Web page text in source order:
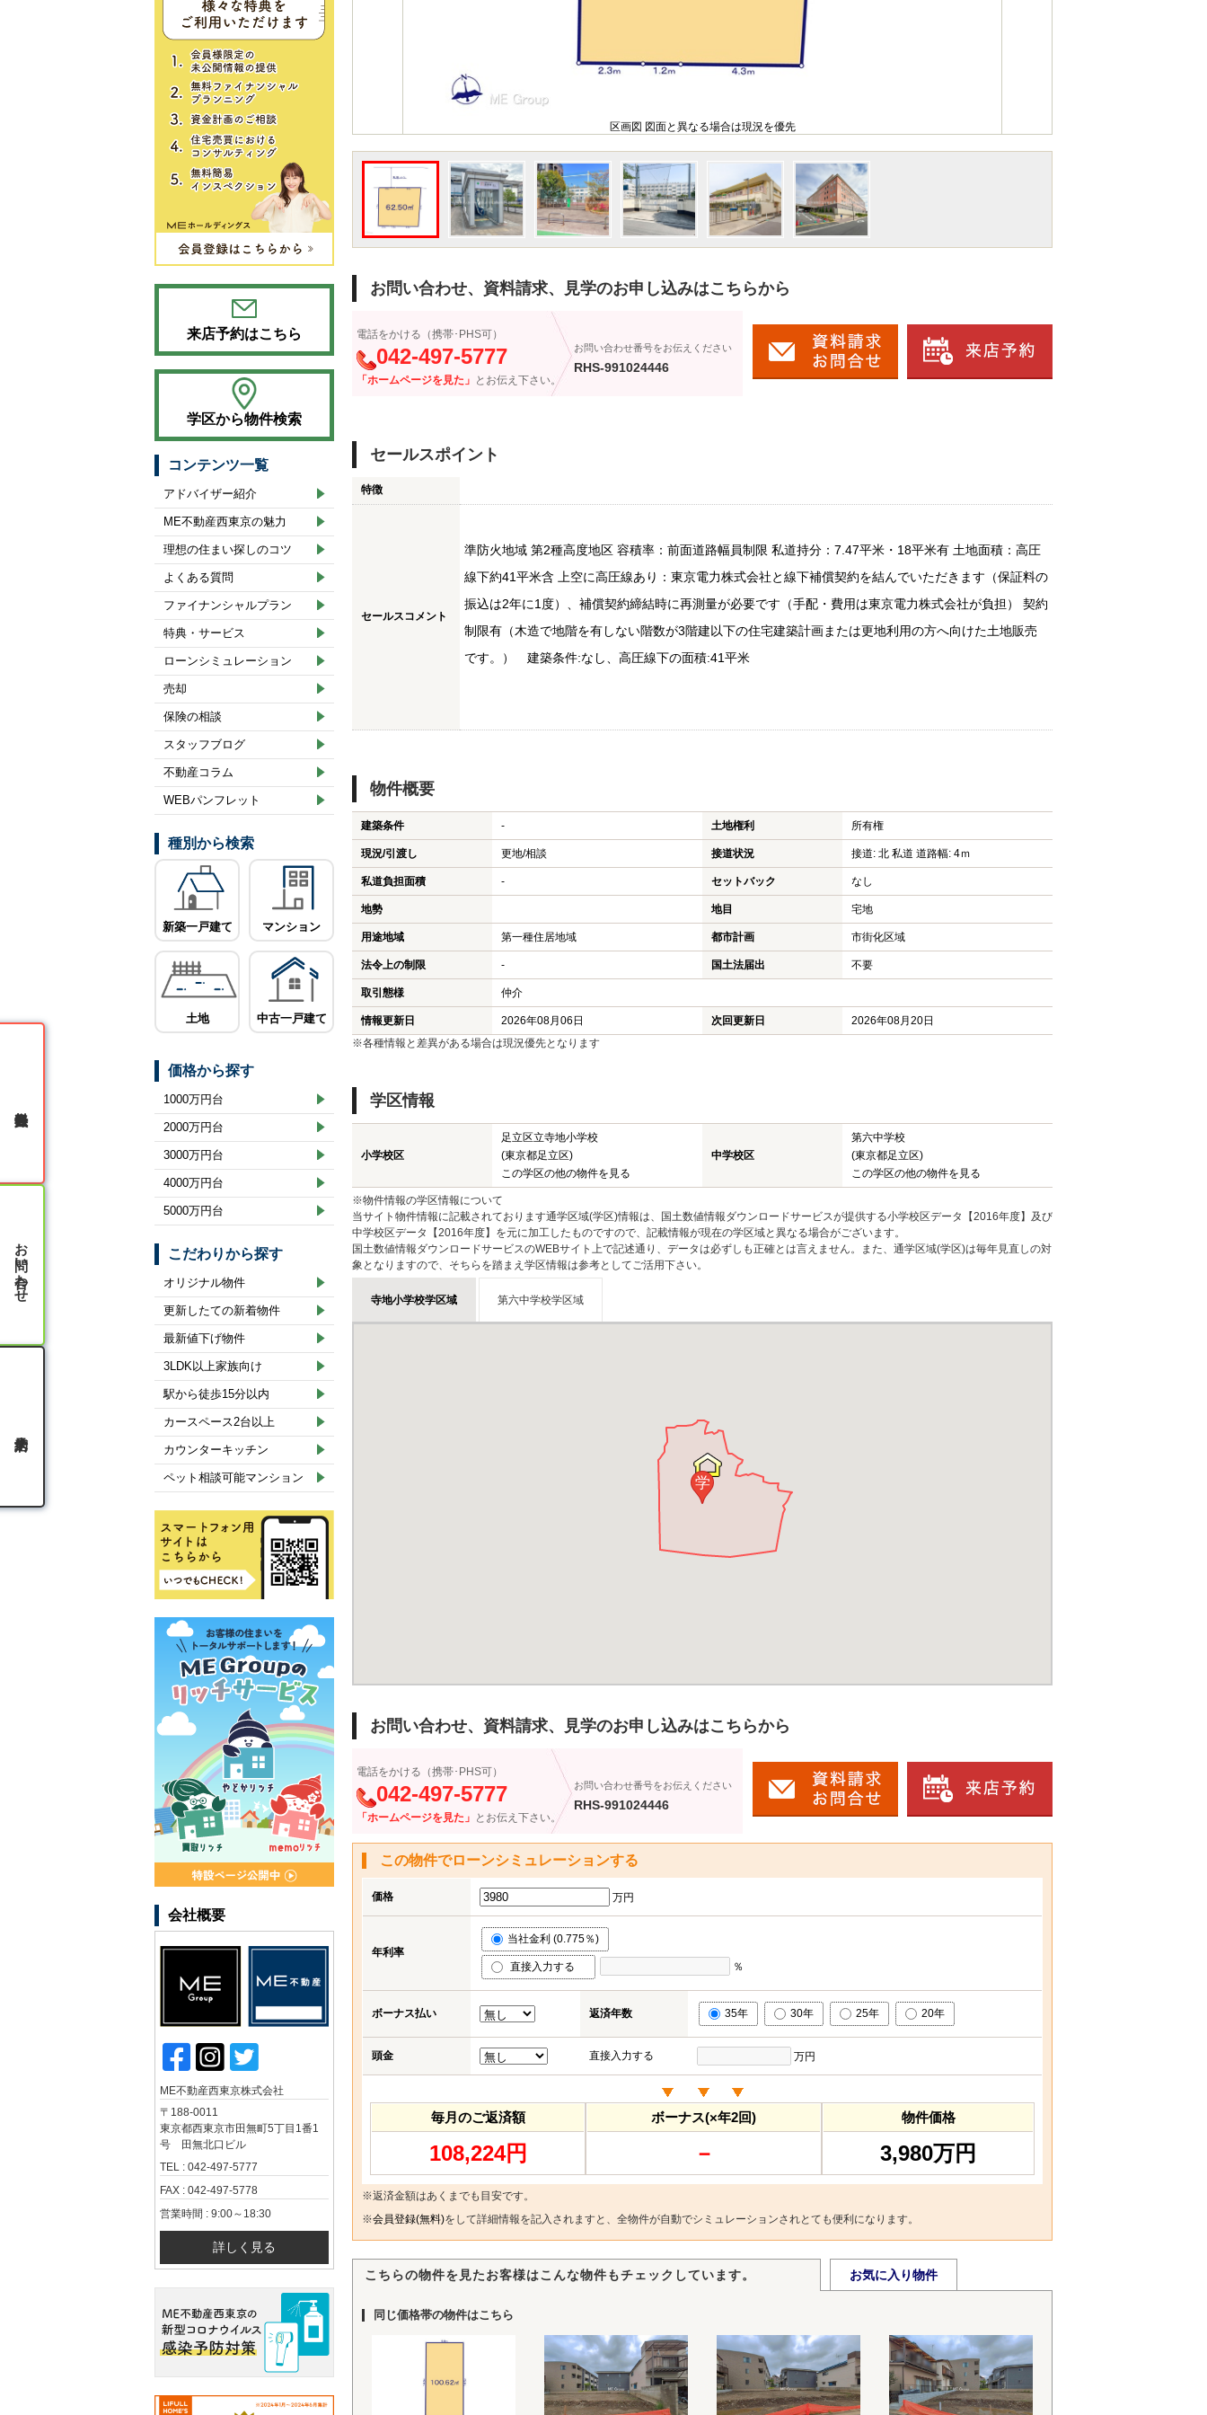
区画図 図面と異なる場合は現況を優先
お問い合わせ、資料請求、見学のお申し込みはこちらから
電話をかける（携帯･PHS可）
042-497-5777
「ホームページを見た」 とお伝え下さい。
お問い合わせ番号をお伝えください
RHS-991024446
セールスポイント
特徴
セールスコメント
準防火地域 第2種高度地区 容積率：前面道路幅員制限 私道持分：7.47平米・18平米有 土地面積：高圧
線下約41平米含 上空に高圧線あり：東京電力株式会社と線下補償契約を結んでいただきます（保証料の
振込は2年に1度）、補償契約締結時に再測量が必要です（手配・費用は東京電力株式会社が負担） 契約
制限有（木造で地階を有しない階数が3階建以下の住宅建築計画または更地利用の方へ向けた土地販売
です。） 建築条件:なし、高圧線下の面積:41平米
物件概要
建築条件 - 土地権利 所有権
現況/引渡し 更地/相談 接道状況 接道: 北 私道 道路幅: 4ｍ
私道負担面積 - セットバック なし
地勢 地目 宅地
用途地域 第一種住居地域 都市計画 市街化区域
法令上の制限 - 国土法届出 不要
取引態様 仲介
情報更新日 2026年08月06日 次回更新日
2026年08月20日
※各種情報と差異がある場合は現況優先となります
学区情報
小学校区
足立区立寺地小学校
(東京都足立区)
この学区の他の物件を見る
中学校区
第六中学校
(東京都足立区)
この学区の他の物件を見る
※物件情報の学区情報について
当サイト物件情報に記載されております通学区域(学区)情報は、国土数値情報ダウンロードサービスが提供する小学校区データ【2016年度】及び
中学校区データ【2016年度】を元に加工したものですので、記載情報が現在の学区域と異なる場合がございます。
国土数値情報ダウンロードサービスのWEBサイト上で記述通り、データは必ずしも正確とは言えません。また、通学区域(学区)は毎年見直しの対
象となりますので、そちらを踏まえ学区情報は参考としてご活用下さい。
寺地小学校学区域 第六中学校学区域
学
お問い合わせ、資料請求、見学のお申し込みはこちらから
電話をかける（携帯･PHS可）
042-497-5777
「ホームページを見た」 とお伝え下さい。
お問い合わせ番号をお伝えください
RHS-991024446
この物件でローンシミュレーションする
価格 万円
年利率
当社金利 (0.775％)
直接入力する ％
ボーナス払い 返済年数 35年 30年 25年 20年
頭金 直接入力する 万円
毎月のご返済額
108,224円
ボーナス(×年2回)
－
物件価格
3,980万円
※返済金額はあくまでも目安です。
※会員登録(無料)をして詳細情報を記入されますと、全物件が自動でシミュレーションされとても便利になります。
こちらの物件を見たお客様はこんな物件もチェックしています。 お気に入り物件
同じ価格帯の物件はこちら
来店予約はこちら
学区から物件検索
コンテンツ一覧
アドバイザー紹介
ME不動産西東京の魅力
理想の住まい探しのコツ
よくある質問
ファイナンシャルプラン
特典・サービス
ローンシミュレーション
売却
保険の相談
スタッフブログ
不動産コラム
WEBパンフレット
種別から検索
新築一戸建て マンション
土地 中古一戸建て
価格から探す
1000万円台
2000万円台
3000万円台
4000万円台
5000万円台
こだわりから探す
オリジナル物件
更新したての新着物件
最新値下げ物件
3LDK以上家族向け
駅から徒歩15分以内
カースペース2台以上
カウンターキッチン
ペット相談可能マンション
会社概要
ME不動産西東京株式会社
〒188-0011
東京都西東京市田無町5丁目1番1
号 田無北口ビル
TEL : 042-497-5777
FAX : 042-497-5778
営業時間 : 9:00～18:30
詳しく見る
お問い合わせ